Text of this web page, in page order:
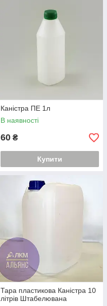
Каністра ПЕ 1л
В наявності
60 ₴
Купити
Тара пластикова Каністра 10
літрів Штабелювана